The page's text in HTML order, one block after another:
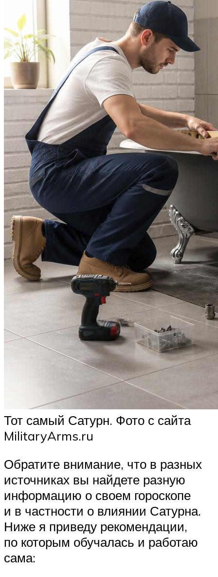
Тот самый Сатурн. Фото с сайта
MilitaryArms.ru
Обратите внимание, что в разных
источниках вы найдете разную
информацию о своем гороскопе
и в частности о влиянии Сатурна.
Ниже я приведу рекомендации,
по которым обучалась и работаю
сама: